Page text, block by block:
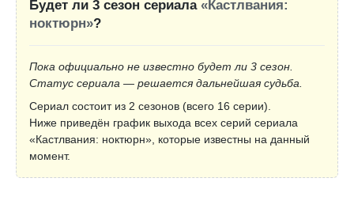
Будет ли 3 сезон сериала «Кастлвания:
ноктюрн»?
Пока официально не известно будет ли 3 сезон.
Статус сериала — решается дальнейшая судьба.
Сериал состоит из 2 сезонов (всего 16 серии).
Ниже приведён график выхода всех серий сериала
«Кастлвания: ноктюрн», которые известны на данный
момент.